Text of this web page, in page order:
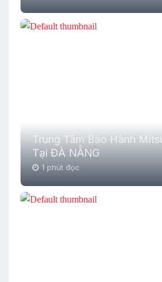
Trung Tâm Bảo Hành
Tại ĐÀ NẴNG
1 phút đọc